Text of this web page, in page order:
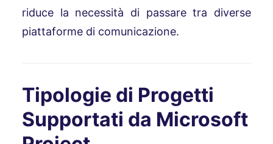
riduce la necessità di passare tra diverse
piattaforme di comunicazione.
Tipologie di Progetti
Supportati da Microsoft